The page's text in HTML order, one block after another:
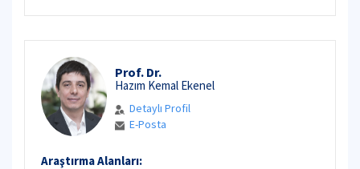
Prof. Dr.
Hazım Kemal Ekenel
Detaylı Profil
E-Posta
Araştırma Alanları: